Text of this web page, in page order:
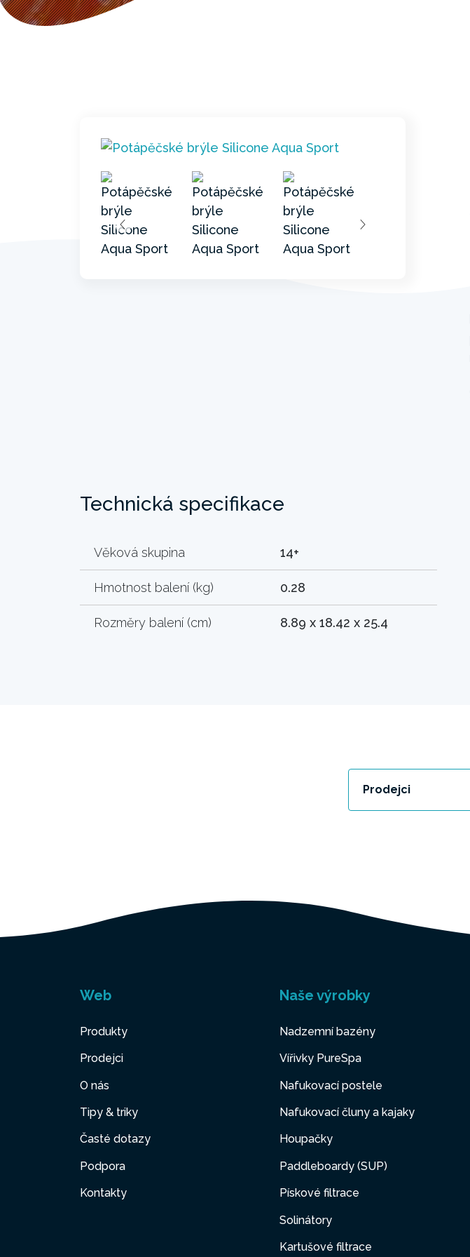
Technická specifikace
Věková skupina 14+
Hmotnost balení (kg) 0.28
Rozměry balení (cm) 8.89 x 18.42 x 25.4
Prodejci
Web
Produkty
Prodejci
O nás
Tipy & triky
Časté dotazy
Podpora
Kontakty
Naše výrobky
Nadzemní bazény
Vířivky PureSpa
Nafukovací postele
Nafukovací čluny a kajaky
Houpačky
Paddleboardy (SUP)
Pískové filtrace
Solinátory
Kartušové filtrace